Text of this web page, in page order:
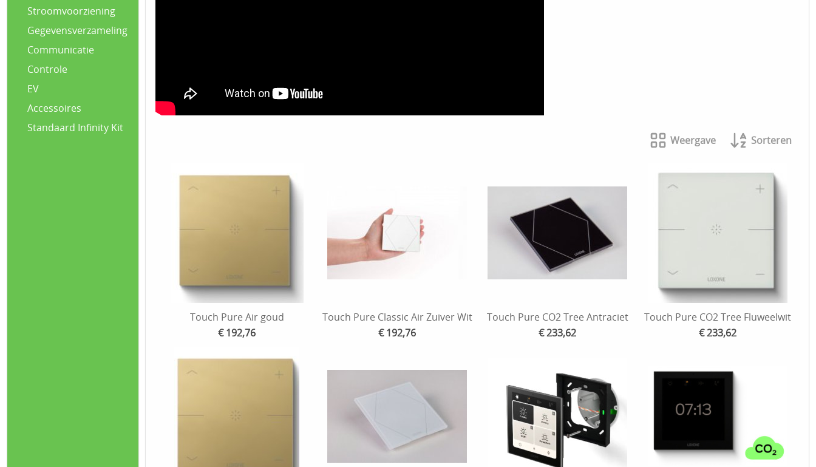
Stroomvoorziening
Gegevensverzameling
Communicatie
Controle
EV
Accessoires
Standaard Infinity Kit
Weergave Sorteren
Touch Pure Air goud
€ 192,76
Touch Pure Classic Air Zuiver Wit
€ 192,76
Touch Pure CO2 Tree Antraciet
€ 233,62
Touch Pure CO2 Tree Fluweelwit
€ 233,62